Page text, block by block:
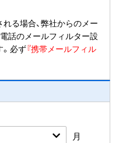
る場合、弊社からのメー
話のメールフィルター設
必ず『携帯メールフィル
月